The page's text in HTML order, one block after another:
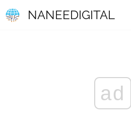
NANEEDIGITAL
ad